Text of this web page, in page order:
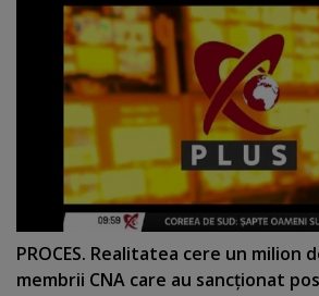
PROCES. Realitatea cere un milion
membrii CNA care au sancţionat